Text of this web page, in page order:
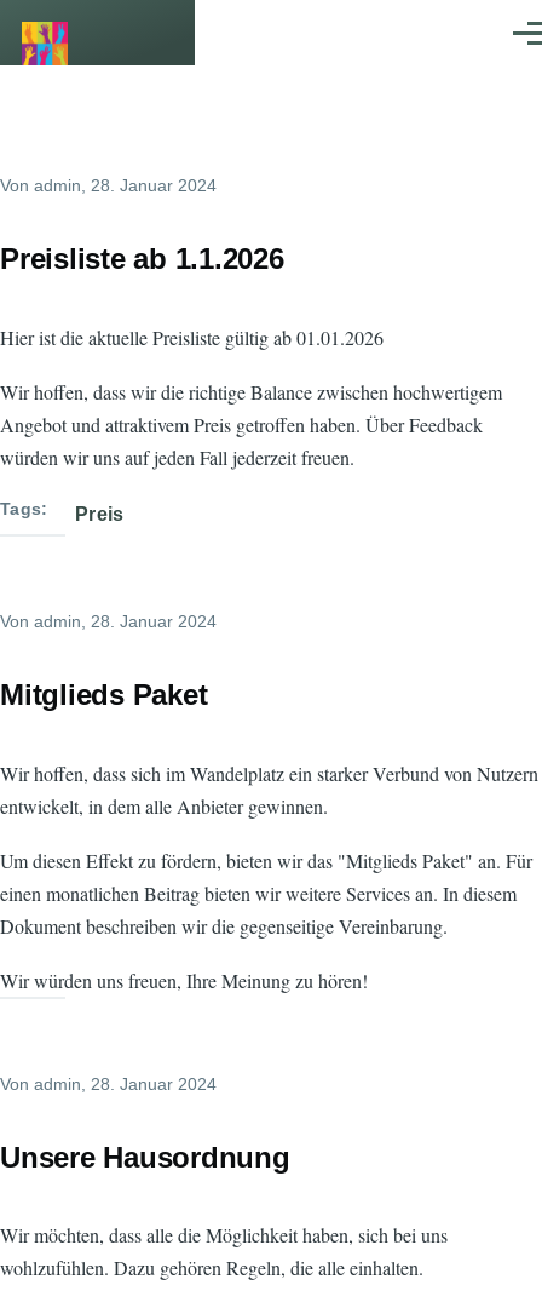
Von admin , 28. Januar 2024
Preisliste ab 1.1.2026
Hier ist die aktuelle Preisliste gültig ab 01.01.2026
Wir hoffen, dass wir die richtige Balance zwischen hochwertigem
Angebot und attraktivem Preis getroffen haben. Über Feedback
würden wir uns auf jeden Fall jederzeit freuen.
Tags Preis
Von admin , 28. Januar 2024
Mitglieds Paket
Wir hoffen, dass sich im Wandelplatz ein starker Verbund von Nutzern
entwickelt, in dem alle Anbieter gewinnen.
Um diesen Effekt zu fördern, bieten wir das "Mitglieds Paket" an. Für
einen monatlichen Beitrag bieten wir weitere Services an. In diesem
Dokument beschreiben wir die gegenseitige Vereinbarung.
Wir würden uns freuen, Ihre Meinung zu hören!
Von admin , 28. Januar 2024
Unsere Hausordnung
Wir möchten, dass alle die Möglichkeit haben, sich bei uns
wohlzufühlen. Dazu gehören Regeln, die alle einhalten.